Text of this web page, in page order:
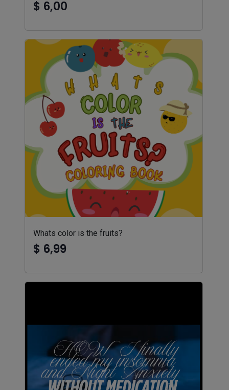
$ 6,00
Whats color is the fruits?
$ 6,99